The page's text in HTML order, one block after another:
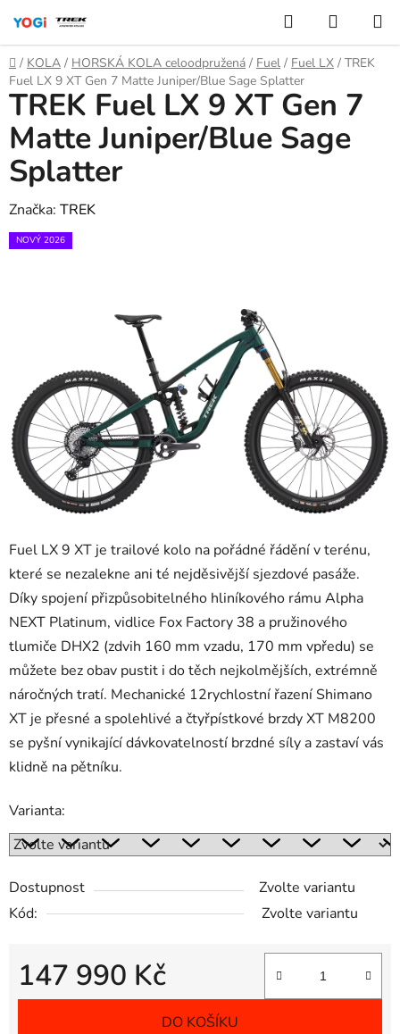
obsah
Hledat
KOŠÍK
Domů
/ KOLA / HORSKÁ KOLA celoodpružená / Fuel / Fuel LX / TREK
Fuel LX 9 XT Gen 7 Matte Juniper/Blue Sage Splatter
Fuel LX 9 XT je trailové kolo na pořádné řádění v terénu,
které se nezalekne ani té nejděsivější sjezdové pasáže.
Díky spojení přizpůsobitelného hliníkového rámu Alpha
NEXT Platinum, vidlice Fox Factory 38 a pružinového
tlumiče DHX2 (zdvih 160 mm vzadu, 170 mm vpředu) se
můžete bez obav pustit i do těch nejkolmějších, extrémně
náročných tratí. Mechanické 12rychlostní řazení Shimano
XT je přesné a spolehlivé a čtyřpístkové brzdy XT M8200
se pyšní vynikající dávkovatelností brzdné síly a zastaví vás
klidně na pětníku.
Varianta:
Dostupnost
Zvolte variantu
Kód:
Zvolte variantu
147 990 Kč
Měrná cena:
DO KOŠÍKU
TREK Fuel LX 9 XT Gen 7
Matte Juniper/Blue Sage
Splatter
Značka: TREK
NOVÝ 2026